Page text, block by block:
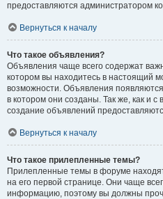
предоставляются администратором
Вернуться к началу
Что такое объявления?
Объявления чаще всего содержат
котором вы находитесь в настоящий
возможности. Объявления
в котором они созданы. Так же, как и
создание объявлений
Вернуться к началу
Что такое прилепленные темы?
Прилепленные темы в форуме
на его первой странице. Они чаще
информацию, поэтому вы должны